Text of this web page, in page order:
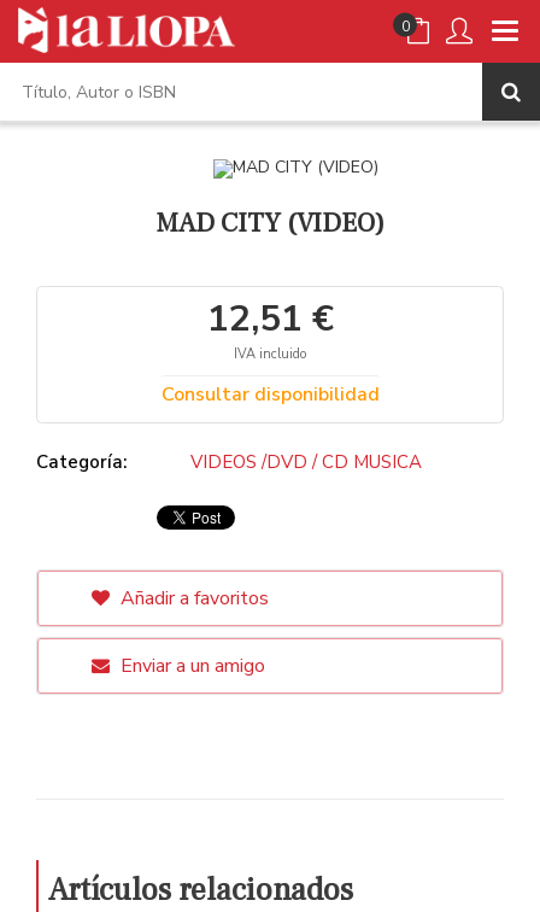
0
MAD CITY (VIDEO)
12,51 €
IVA incluido
Consultar disponibilidad
Categoría: VIDEOS /DVD / CD MUSICA
Añadir a favoritos
Enviar a un amigo
Artículos relacionados